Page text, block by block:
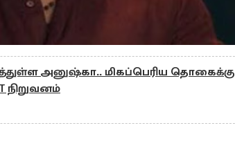
அனுஷ்கா.. மிகப்பெரிய தொகைக்கு
நிறுவனம்